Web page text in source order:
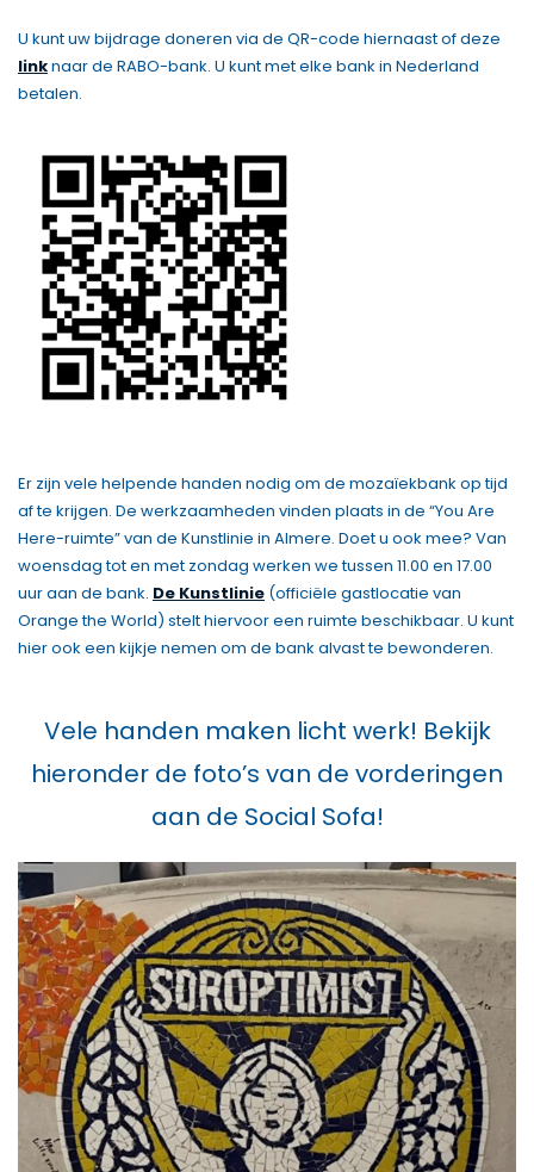
U kunt uw bijdrage doneren via de QR-code hiernaast of deze
linknaar de RABO-bank. U kunt met elke bank in Nederland
betalen.
Er zijn vele helpende handen nodig om de mozaïekbank op tijd
af te krijgen. De werkzaamheden vinden plaats in de “You Are
Here-ruimte” van de Kunstlinie in Almere. Doet u ook mee? Van
woensdag tot en met zondag werken we tussen 11.00 en 17.00
uur aan de bank. De Kunstlinie (officiële gastlocatie van
Orange the World) stelt hiervoor een ruimte beschikbaar. U kunt
hier ook een kijkje nemen om de bank alvast te bewonderen.
Vele handen maken licht werk! Bekijk
hieronder de foto’s van de vorderingen
aan de Social Sofa!